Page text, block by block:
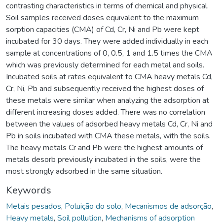
contrasting characteristics in terms of chemical and physical.
Soil samples received doses equivalent to the maximum
sorption capacities (CMA) of Cd, Cr, Ni and Pb were kept
incubated for 30 days. They were added individually in each
sample at concentrations of 0, 0.5, 1 and 1.5 times the CMA
which was previously determined for each metal and soils.
Incubated soils at rates equivalent to CMA heavy metals Cd,
Cr, Ni, Pb and subsequently received the highest doses of
these metals were similar when analyzing the adsorption at
different increasing doses added. There was no correlation
between the values of adsorbed heavy metals Cd, Cr, Ni and
Pb in soils incubated with CMA these metals, with the soils.
The heavy metals Cr and Pb were the highest amounts of
metals desorb previously incubated in the soils, were the
most strongly adsorbed in the same situation.
Keywords
Metais pesados, Poluição do solo, Mecanismos de adsorção,
Heavy metals, Soil pollution, Mechanisms of adsorption